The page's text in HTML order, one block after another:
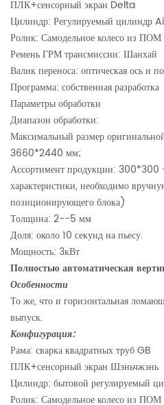
ПЛК+сенсорный экран Delta
Цилиндр: Регулируемый цилиндр
Ролик: Самодельное колесо из ПОМ
Ремень ГРМ трансмиссии: Шанхай
Валик переноса: оптическая ось и
Программа: собственная разработка
Параметры обработки
Диапазон обработки:
Максимальный размер
3660*2440 мм;
Ассортимент продукции:
характеристики, необходимо
позиционирующего блока)
Толщина: 2--5 мм
Доля: около 10 секунд на пьесу.
Мощность: 3кВт
Полностью автоматическая
Особенности
То же, что и горизонтальная
выпуск.
Конфигурация:
Рама: сварка квадратных труб GB
ПЛК+сенсорный экран Шэньчжэнь
Цилиндр: бытовой регулируемый
Ролик: Самодельное колесо из ПОМ